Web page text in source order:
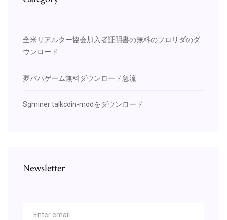
全米リアルター協会加入者証明書の無料のフロリダのダ
ウンロード
夢パパゲーム無料ダウンロード急流
Sgminer talkcoin-modをダウンロード
Newsletter